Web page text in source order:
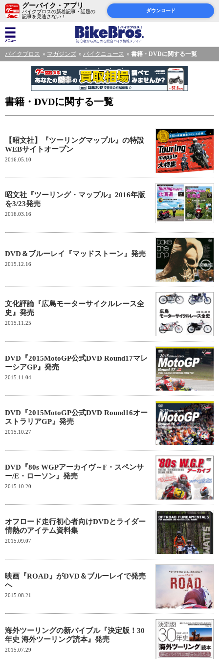
グーバイク・アプリ
バイクブロスの新着記事・話題の
記事を見逃さない！
ダウンロード
バイクブロス マガジンズ バイクニュース 書籍・DVDに関する一覧
書籍・DVDに関する一覧
【昭文社】『ツーリングマップル』の特設
WEBサイトオープン
2016.05.10
昭文社『ツーリング・マップル』2016年版
を3/23発売
2016.03.16
DVD＆ブルーレイ『マッドストーン』発売
2015.12.16
文化評論『広島モーターサイクルレース全
史』発売
2015.11.25
DVD『2015MotoGP公式DVD Round17マレ
ーシアGP』発売
2015.11.04
DVD『2015MotoGP公式DVD Round16オー
ストラリアGP』発売
2015.10.27
DVD『80s WGPアーカイヴ～F・スペンサ
ー/E・ローソン』発売
2015.10.20
オフロード走行初心者向けDVDとライダー
情熱のアイテム資料集
2015.09.07
映画『ROAD』がDVD＆ブルーレイで発売
へ
2015.08.21
海外ツーリングの新バイブル『決定版！30
年史 海外ツーリング読本』発売
2015.07.29